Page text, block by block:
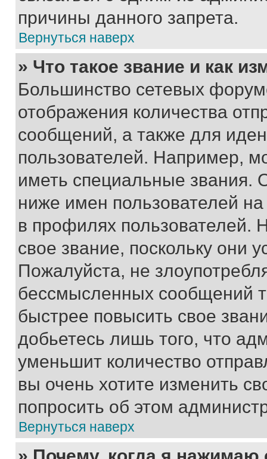
причины данного запрета.
Вернуться наверх
» Что такое звание и как
Большинство сетевых
отображения количества
сообщений, а также для
пользователей. Например,
иметь специальные звания.
ниже имен пользователей
в профилях
свое звание, поскольку они
Пожалуйста, не
бессмысленных сообщений
быстрее повысить свое
добьетесь лишь того, что
уменьшит количество
вы очень хотите изменить
попросить об этом
Вернуться наверх